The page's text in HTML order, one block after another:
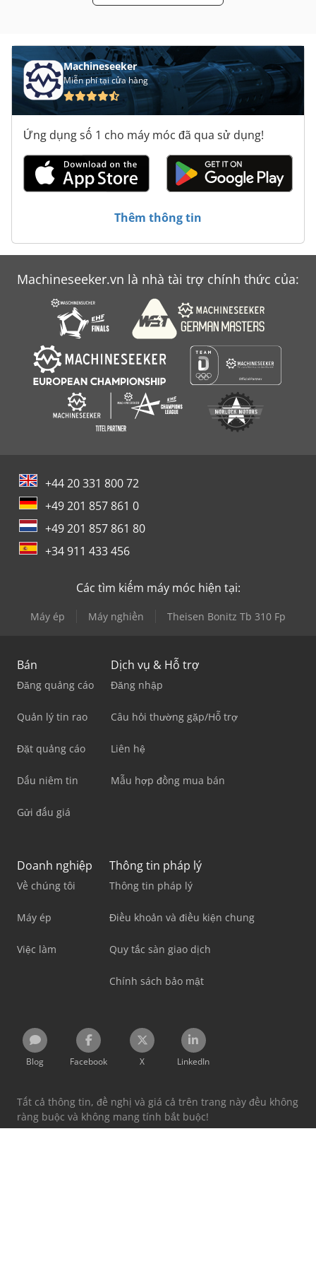
Machineseeker
Miễn phí tại cửa hàng
Ứng dụng số 1 cho máy móc đã qua sử dụng!
Thêm thông tin
Machineseeker.vn là nhà tài trợ chính thức của:
+44 20 331 800 72
+49 201 857 861 0
+49 201 857 861 80
+34 911 433 456
Các tìm kiếm máy móc hiện tại:
Máy ép Máy nghiền Theisen Bonitz Tb 310 Fp
Bán
Đăng quảng cáo
Quản lý tin rao
Đặt quảng cáo
Dấu niêm tin
Gửi đấu giá
Dịch vụ & Hỗ trợ
Đăng nhập
Câu hỏi thường gặp/Hỗ trợ
Liên hệ
Mẫu hợp đồng mua bán
Doanh nghiệp
Về chúng tôi
Máy ép
Việc làm
Thông tin pháp lý
Thông tin pháp lý
Điều khoản và điều kiện chung
Quy tắc sàn giao dịch
Chính sách bảo mật
Blog Facebook X LinkedIn
Tất cả thông tin, đề nghị và giá cả trên trang này đều không
ràng buộc và không mang tính bắt buộc!